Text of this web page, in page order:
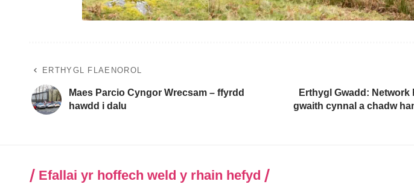
ERTHYGL FLAENOROL
Maes Parcio Cyngor Wrecsam – ffyrdd
hawdd i dalu
Erthygl Gwadd: Network
gwaith cynnal a chadw
Efallai yr hoffech weld y rhain hefyd